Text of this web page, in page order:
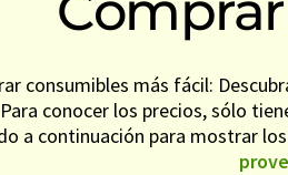
consumibles más fácil:
conocer los precios, sólo
a continuación para mostrar